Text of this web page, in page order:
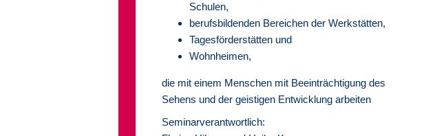
Erfahrungsberichte
Schulen,
berufsbildenden Bereichen der Werkstätten,
Tagesförderstätten und
Wohnheimen,
die mit einem Menschen mit Beeinträchtigung des
Sehens und der geistigen Entwicklung arbeiten
Seminarverantwortlich: